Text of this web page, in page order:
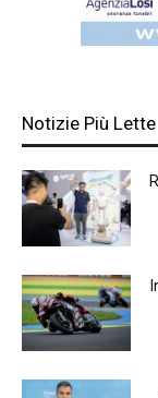
Notizie Più Lette